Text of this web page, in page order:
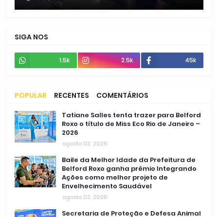
SIGA NOS
1.5k 2.5k 45k
POPULAR RECENTES COMENTÁRIOS
Tatiane Salles tenta trazer para Belford
Roxo o título de Miss Eco Rio de Janeiro –
2026
agosto 03, 2026
Baile da Melhor Idade da Prefeitura de
Belford Roxo ganha prêmio Integrando
Ações como melhor projeto de
Envelhecimento Saudável
agosto 03, 2026
Secretaria de Proteção e Defesa Animal